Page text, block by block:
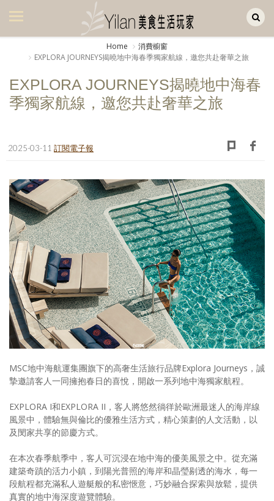
美食集
美飲集
廚房集
旅遊集
書房集
日記簿
餐桌週記
享樂隨手拍
照相簿
影音區
創意出版服務
歷史區
關於Yilan
個人著作
活動實況記錄
媒體報導一覽
合作與代言
Home
消費櫥窗
EXPLORA JOURNEYS揭曉地中海春季獨家航線，邀您共赴奢華之旅
EXPLORA JOURNEYS揭曉地中海春
季獨家航線，邀您共赴奢華之旅
2025-03-11 訂閱電子報
MSC地中海航運集團旗下的高奢生活旅行品牌Explora Journeys，誠
摯邀請客人一同擁抱春日的喜悅，開啟一系列地中海獨家航程。
EXPLORA I和EXPLORA II，客人將悠然徜徉於歐洲最迷人的海岸線
風景中，體驗無與倫比的優雅生活方式，精心策劃的人文活動，以
及閔家共享的節慶方式。
在本次春季航季中，客人可沉浸在地中海的優美風景之中。從充滿
建築奇蹟的活力小鎮，到陽光普照的海岸和晶瑩剔透的海水，每一
段航程都充滿私人遊艇般的私密愜意，巧妙融合探索與放鬆，提供
真實的地中海深度遊覽體驗。